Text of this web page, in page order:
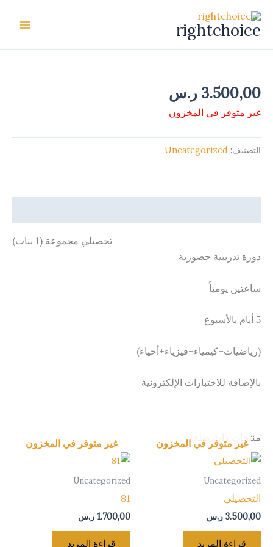
إلى
المحتوى
rightchoice
3.500,00 ر.س
غير متوفر في المخزون
التصنيف: Uncategorized
تحصيلي مجموعة (1 بنات)
دورة تدريبية حضورية
ساعتين يومياً
5 أيام بالأسبوع
(رياضيات+كيمياء+فيزياء+أحياء)
بالإضافة للاختبارات الإلكترونية
منتجات ذات صلة
غير متوفر في المخزون
Uncategorized
التحصيلي
3.500,00 ر.س
قراءة المزيد
غير متوفر في المخزون
Uncategorized
81
1.700,00 ر.س
قراءة المزيد